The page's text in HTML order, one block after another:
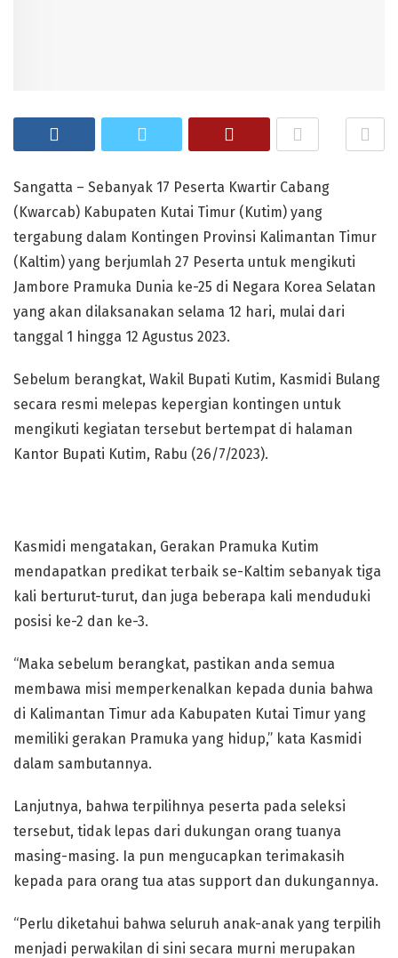
Sangatta – Sebanyak 17 Peserta Kwartir Cabang
(Kwarcab) Kabupaten Kutai Timur (Kutim) yang
tergabung dalam Kontingen Provinsi Kalimantan Timur
(Kaltim) yang berjumlah 27 Peserta untuk mengikuti
Jambore Pramuka Dunia ke-25 di Negara Korea Selatan
yang akan dilaksanakan selama 12 hari, mulai dari
tanggal 1 hingga 12 Agustus 2023.
Sebelum berangkat, Wakil Bupati Kutim, Kasmidi Bulang
secara resmi melepas kepergian kontingen untuk
mengikuti kegiatan tersebut bertempat di halaman
Kantor Bupati Kutim, Rabu (26/7/2023).
Kasmidi mengatakan, Gerakan Pramuka Kutim
mendapatkan predikat terbaik se-Kaltim sebanyak tiga
kali berturut-turut, dan juga beberapa kali menduduki
posisi ke-2 dan ke-3.
“Maka sebelum berangkat, pastikan anda semua
membawa misi memperkenalkan kepada dunia bahwa
di Kalimantan Timur ada Kabupaten Kutai Timur yang
memiliki gerakan Pramuka yang hidup,” kata Kasmidi
dalam sambutannya.
Lanjutnya, bahwa terpilihnya peserta pada seleksi
tersebut, tidak lepas dari dukungan orang tuanya
masing-masing. Ia pun mengucapkan terimakasih
kepada para orang tua atas support dan dukungannya.
“Perlu diketahui bahwa seluruh anak-anak yang terpilih
menjadi perwakilan di sini secara murni merupakan